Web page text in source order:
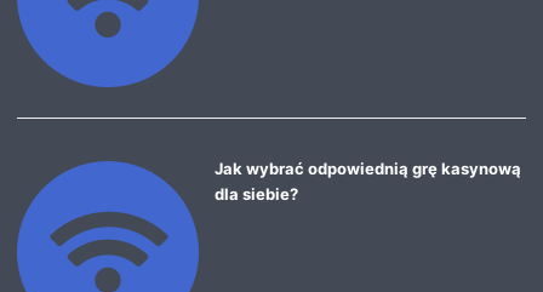
Jak wybrać odpowiednią grę kasynową
dla siebie?